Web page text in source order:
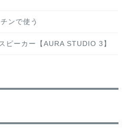
ンで使う
ピーカー【AURA STUDIO 3】